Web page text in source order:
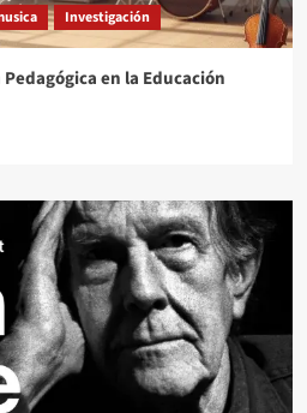
Investigación
en la Educación